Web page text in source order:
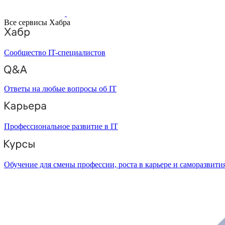
Все сервисы Хабра
Сообщество IT-специалистов
Ответы на любые вопросы об IT
Профессиональное развитие в IT
Обучение для смены профессии, роста в карьере и